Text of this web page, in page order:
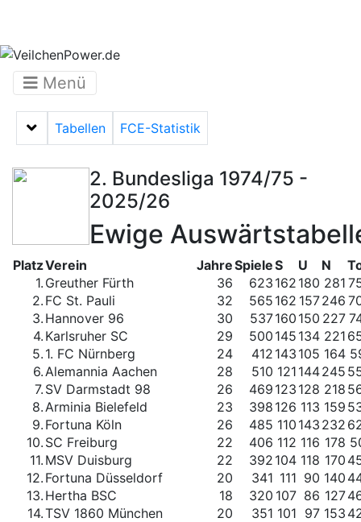
Menü
Menü auf-/zuklappen
Tabellen FCE-Statistik
2. Bundesliga 1974/75 -
2025/26
Ewige
PlatzVerein JahreSpieleS U N
1. Greuther Fürth 36 623 162 180 281
2. FC St. Pauli 32 565 162 157246
3. Hannover 96 30 537160 150 227
4. Karlsruher SC 29 500 145 134 221
5. 1. FC Nürnberg 24 412 143 105 164
6.Alemannia Aachen 28 510 121 144245
7. SV Darmstadt 98 26 469 123 128 218
8.Arminia Bielefeld 23 398 126 113 159
9. Fortuna Köln 26 485 110 143 232
10. SC Freiburg 22 406 112 116 178
11. MSV Duisburg 22 392 104 118 170
12. Fortuna Düsseldorf 20 341 111 90 140
13. Hertha BSC 18 320 107 86 127
14.TSV 1860 München 20 351 101 97 153